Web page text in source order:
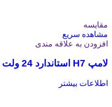
مقایسه
مشاهده سریع
افزودن به علاقه مندی
لامپ H7 استاندارد 24 ولت 24v 70w اکسلایت
اطلاعات بیشتر